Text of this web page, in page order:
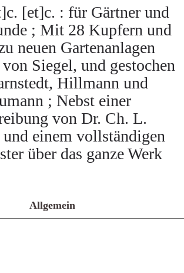
[et]c. : für Gärtner und
; Mit 28 Kupfern und
neuen Gartenanlagen
Siegel, und gestochen
Hillmann und
; Nebst einer
von Dr. Ch. L.
einem vollständigen
über das ganze Werk
Allgemein